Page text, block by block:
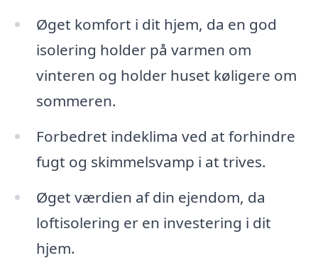
Øget komfort i dit hjem, da en god
isolering holder på varmen om
vinteren og holder huset køligere om
sommeren.
Forbedret indeklima ved at forhindre
fugt og skimmelsvamp i at trives.
Øget værdien af din ejendom, da
loftisolering er en investering i dit
hjem.